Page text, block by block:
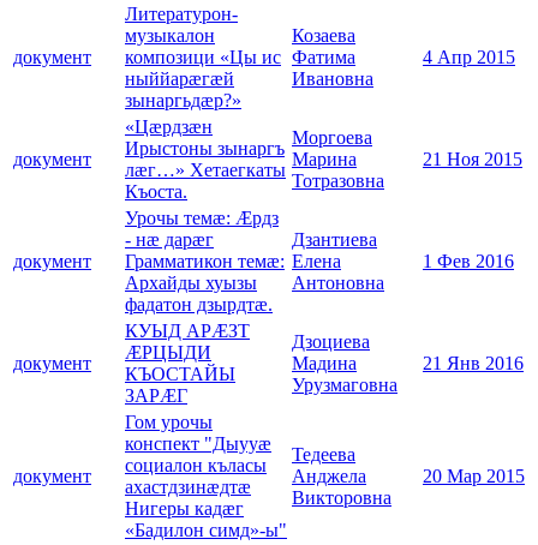
документ
Литературон-
музыкалон
композици «Цы ис
ныййарæгæй
зынаргьдæр?»
Козаева
Фатима
Ивановна
4 Апр 2015
документ
«Цæрдзæн
Ирыстоны зынаргъ
лæг…» Хетаегкаты
Къоста.
Моргоева
Марина
Тотразовна
21 Ноя 2015
документ
Урочы темӕ: Æрдз
- нæ дарæг
Грамматикон темӕ:
Архайды хуызы
фадатон дзырдтӕ.
Дзантиева
Елена
Антоновна
1 Фев 2016
документ
КУЫД АРÆЗТ
ÆРЦЫДИ
КЪОСТАЙЫ
ЗАРÆГ
Дзоциева
Мадина
Урузмаговна
21 Янв 2016
документ
Гом урочы
конспект "Дыууæ
социалон къласы
ахастдзинæдтæ
Нигеры кадæг
«Бадилон симд»-ы"
Тедеева
Анджела
Викторовна
20 Мар 2015